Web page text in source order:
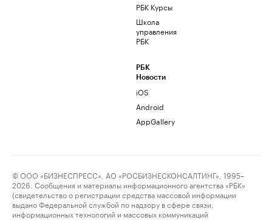
РБК Курсы
Школа
управления
РБК
РБК
Новости
iOS
Android
AppGallery
© ООО «БИЗНЕСПРЕСС», АО «РОСБИЗНЕСКОНСАЛТИНГ», 1995–
2026. Сообщения и материалы информационного агентства «РБК»
(свидетельство о регистрации средства массовой информации
выдано Федеральной службой по надзору в сфере связи,
информационных технологий и массовых коммуникаций